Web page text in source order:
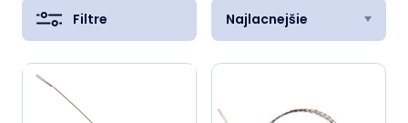
Filtre Najlacnejšie